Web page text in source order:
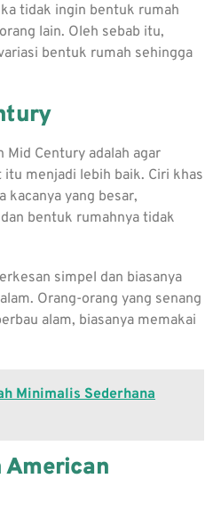
tidak ingin bentuk rumah
lain. Oleh sebab itu,
bentuk rumah sehingga
Mid Century adalah agar
menjadi lebih baik. Ciri khas
kacanya yang besar,
bentuk rumahnya tidak
simpel dan biasanya
Orang-orang yang senang
alam, biasanya memakai
Minimalis Sederhana
American